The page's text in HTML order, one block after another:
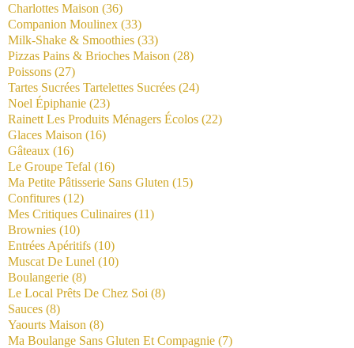
Charlottes Maison (36)
Companion Moulinex (33)
Milk-Shake & Smoothies (33)
Pizzas Pains & Brioches Maison (28)
Poissons (27)
Tartes Sucrées Tartelettes Sucrées (24)
Noel Épiphanie (23)
Rainett Les Produits Ménagers Écolos (22)
Glaces Maison (16)
Gâteaux (16)
Le Groupe Tefal (16)
Ma Petite Pâtisserie Sans Gluten (15)
Confitures (12)
Mes Critiques Culinaires (11)
Brownies (10)
Entrées Apéritifs (10)
Muscat De Lunel (10)
Boulangerie (8)
Le Local Prêts De Chez Soi (8)
Sauces (8)
Yaourts Maison (8)
Ma Boulange Sans Gluten Et Compagnie (7)